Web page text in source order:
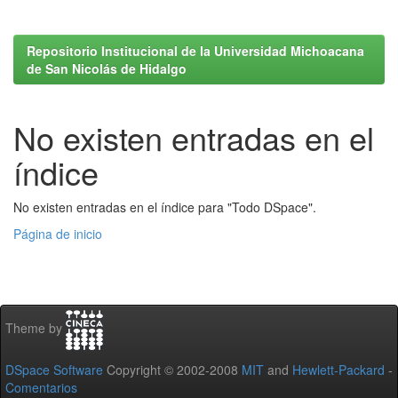
Repositorio Institucional de la Universidad Michoacana
de San Nicolás de Hidalgo
No existen entradas en el
índice
No existen entradas en el índice para "Todo DSpace".
Página de inicio
Theme by
DSpace Software Copyright © 2002-2008 MIT and Hewlett-Packard -
Comentarios